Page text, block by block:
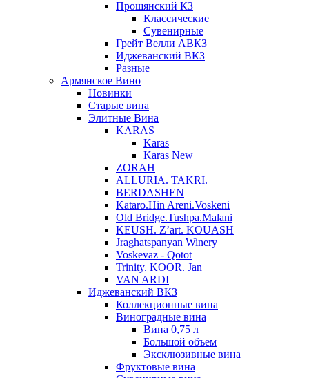
Прошянский КЗ
Классические
Сувенирные
Грейт Велли АВКЗ
Иджеванский ВКЗ
Разные
Армянское Вино
Новинки
Старые вина
Элитные Вина
KARAS
Karas
Karas New
ZORAH
ALLURIA. TAKRI.
BERDASHEN
Kataro.Hin Areni.Voskeni
Old Bridge.Tushpa.Malani
KEUSH. Z’art. KOUASH
Jraghatspanyan Winery
Voskevaz - Qotot
Trinity. KOOR. Jan
VAN ARDI
Иджеванский ВКЗ
Коллекционные вина
Виноградные вина
Вина 0,75 л
Большой объем
Эксклюзивные вина
Фруктовые вина